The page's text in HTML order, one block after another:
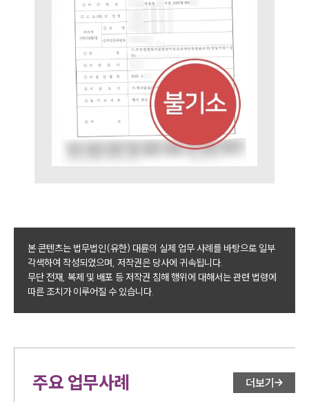
본 콘텐츠는 법무법인(유한) 대륜의 실제 업무 사례를 바탕으로 일부
각색하여 작성되었으며, 저작권은 당사에 귀속됩니다.
무단 전재, 복제 및 배포 등 저작권 침해 행위에 대해서는 관련 법령에
따른 조치가 이루어질 수 있습니다.
주요 업무사례 더보기